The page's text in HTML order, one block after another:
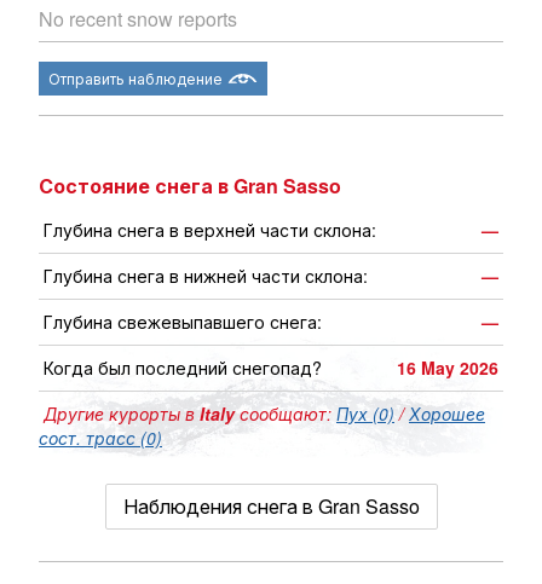
No recent snow reports
Отправить наблюдение
Состояние снега в Gran Sasso
Глубина снега в верхней части склона:
—
Глубина снега в нижней части склона:
—
Глубина свежевыпавшего снега:
—
Когда был последний снегопад?
16 May 2026
Другие курорты вItalyсообщают: Пух (0) /Хорошее
сост. трасс (0)
Наблюдения снега в Gran Sasso